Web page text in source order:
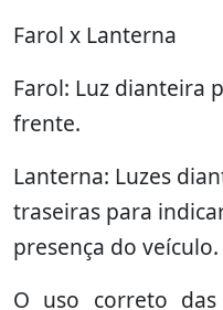
Farol x Lanterna
Farol: Luz dianteira
frente.
Lanterna: Luzes
traseiras para
presença do veículo.
O uso correto